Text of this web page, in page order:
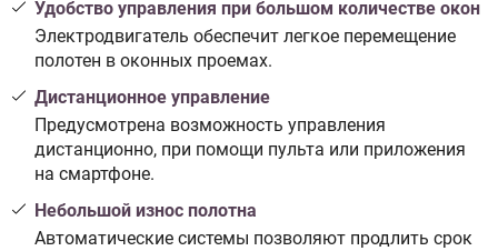
Удобство управления при большом количестве окон
Электродвигатель обеспечит легкое перемещение
полотен в оконных проемах.
Дистанционное управление
Предусмотрена возможность управления
дистанционно, при помощи пульта или приложения
на смартфоне.
Небольшой износ полотна
Автоматические системы позволяют продлить срок